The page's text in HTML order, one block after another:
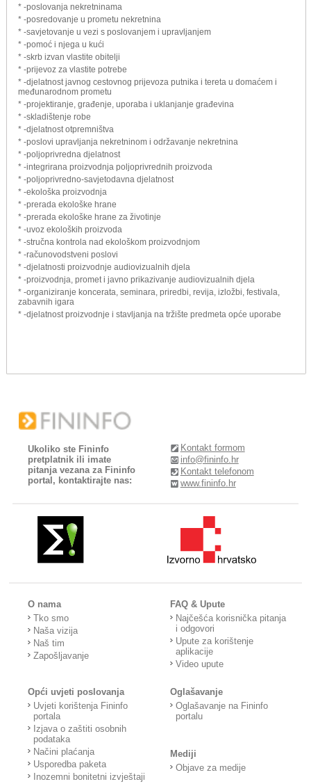
* -poslovanja nekretninama
* -posredovanje u prometu nekretnina
* -savjetovanje u vezi s poslovanjem i upravljanjem
* -pomoć i njega u kući
* -skrb izvan vlastite obitelji
* -prijevoz za vlastite potrebe
* -djelatnost javnog cestovnog prijevoza putnika i tereta u domaćem i
međunarodnom prometu
* -projektiranje, građenje, uporaba i uklanjanje građevina
* -skladištenje robe
* -djelatnost otpremništva
* -poslovi upravljanja nekretninom i održavanje nekretnina
* -poljoprivredna djelatnost
* -integrirana proizvodnja poljoprivrednih proizvoda
* -poljoprivredno-savjetodavna djelatnost
* -ekološka proizvodnja
* -prerada ekološke hrane
* -prerada ekološke hrane za životinje
* -uvoz ekoloških proizvoda
* -stručna kontrola nad ekološkom proizvodnjom
* -računovodstveni poslovi
* -djelatnosti proizvodnje audiovizualnih djela
* -proizvodnja, promet i javno prikazivanje audiovizualnih djela
* -organiziranje koncerata, seminara, priredbi, revija, izložbi, festivala,
zabavnih igara
* -djelatnost proizvodnje i stavljanja na tržište predmeta opće uporabe
Ukoliko ste Fininfo
pretplatnik ili imate
pitanja vezana za Fininfo
portal, kontaktirajte nas:
Kontakt formom
info@fininfo.hr
Kontakt telefonom
www.fininfo.hr
O nama
Tko smo
Naša vizija
Naš tim
Zapošljavanje
FAQ & Upute
Najčešća korisnička pitanja
i odgovori
Upute za korištenje
aplikacije
Video upute
Opći uvjeti poslovanja
Uvjeti korištenja Fininfo
portala
Izjava o zaštiti osobnih
podataka
Načini plaćanja
Usporedba paketa
Inozemni bonitetni izvještaji
Oglašavanje
Oglašavanje na Fininfo
portalu
Mediji
Objave za medije